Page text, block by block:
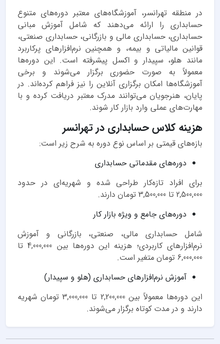
در منطقه تهرانسر، آموزشگاه‌های معتبر دوره‌های متنوع
حسابداری را ارائه می‌دهند که شامل آموزش مبانی
حسابداری، حسابداری مالی و بازرگانی، حسابداری صنعتی،
قوانین مالیاتی و بیمه، و همچنین نرم‌افزارهای پرکاربرد
مانند هلو، سپیدار و اکسل پیشرفته است. این دوره‌ها
معمولاً به صورت حضوری برگزار می‌شوند و برخی
آموزشگاه‌ها امکان برگزاری آنلاین را نیز فراهم کرده‌اند. در
پایان، هنرجویان می‌توانند مدرک معتبر دریافت کرده و با
مهارت‌های عملی وارد بازار کار شوند.
هزینه کلاس حسابداری در تهرانسر
بازه‌های قیمتی بر اساس نوع دوره به شرح زیر است:
دوره‌های مقدماتی حسابداری
برای افراد تازه‌کار طراحی شده و شهریه‌ای در حدود
2,500,000 تا 3,500,000 تومان دارند.
دوره‌های جامع و ویژه بازار کار
شامل حسابداری مالی، صنعتی، بازرگانی و آموزش
نرم‌افزارهای کاربردی؛ هزینه این دوره‌ها بین 4,000,000 تا
6,000,000 تومان متغیر است.
آموزش نرم‌افزارهای حسابداری (هلو و سپیدار)
این دوره‌ها معمولاً بین 2,200,000 تا 3,000,000 تومان شهریه
دارند و در مدت کوتاه برگزار می‌شوند.